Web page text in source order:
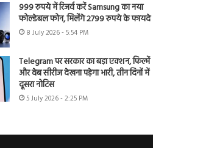
999 रुपये में रिजर्व करें Samsung का नया
फोल्डेबल फोन, मिलेंगे 2799 रुपये के फायदे
8 July 2026 - 5:54 PM
Telegram पर सरकार का बड़ा एक्शन, फिल्में
और वेब सीरीज देखना पड़ेगा भारी, तीन दिनों में
दूसरा नोटिस
5 July 2026 - 2:25 PM